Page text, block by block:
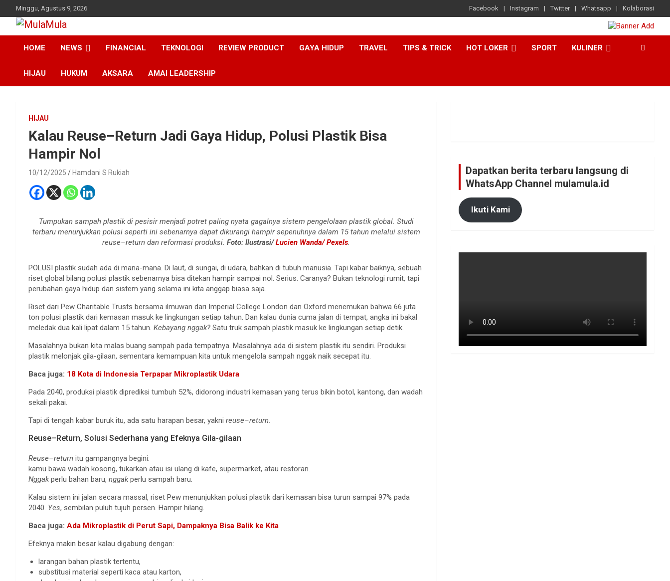
to
content
Minggu, Agustus 9, 2026 Facebook Instagram Twitter Whatsapp Kolaborasi
MulaMula
Medianya para Gen Z
HOME
NEWS FINANCIAL TEKNOLOGI REVIEW PRODUCT GAYA HIDUP TRAVEL TIPS & TRICK HOT LOKER SPORT KULINER
HIJAU HUKUM AKSARA AMAI LEADERSHIP
HIJAU
Kalau Reuse–Return Jadi Gaya Hidup, Polusi Plastik Bisa
Hampir Nol
10/12/2025 Hamdani S Rukiah
Tumpukan sampah plastik di pesisir menjadi potret paling nyata gagalnya sistem pengelolaan plastik global. Studi
terbaru menunjukkan polusi seperti ini sebenarnya dapat dikurangi hampir sepenuhnya dalam 15 tahun melalui sistem
reuse–return dan reformasi produksi.Foto: Ilustrasi/Lucien Wanda/ Pexels.
POLUSI plastik sudah ada di mana-mana. Di laut, di sungai, di udara, bahkan di tubuh manusia. Tapi kabar baiknya, sebuah
riset global bilang polusi plastik sebenarnya bisa ditekan hampir sampai nol. Serius. Caranya? Bukan teknologi rumit, tapi
perubahan gaya hidup dan sistem yang selama ini kita anggap biasa saja.
Riset dari Pew Charitable Trusts bersama ilmuwan dari Imperial College London dan Oxford menemukan bahwa 66 juta
ton polusi plastik dari kemasan masuk ke lingkungan setiap tahun. Dan kalau dunia cuma jalan di tempat, angka ini bakal
meledak dua kali lipat dalam 15 tahun. Kebayang nggak? Satu truk sampah plastik masuk ke lingkungan setiap detik.
Masalahnya bukan kita malas buang sampah pada tempatnya. Masalahnya ada di sistem plastik itu sendiri. Produksi
plastik melonjak gila-gilaan, sementara kemampuan kita untuk mengelola sampah nggak naik secepat itu.
Baca juga: 18 Kota di Indonesia Terpapar Mikroplastik Udara
Pada 2040, produksi plastik diprediksi tumbuh 52%, didorong industri kemasan yang terus bikin botol, kantong, dan wadah
sekali pakai.
Tapi di tengah kabar buruk itu, ada satu harapan besar, yakni reuse–return.
Reuse–Return, Solusi Sederhana yang Efeknya Gila-gilaan
Reuse–return itu gampangnya begini:
kamu bawa wadah kosong, tukarkan atau isi ulang di kafe, supermarket, atau restoran.
Nggakperlu bahan baru, nggakperlu sampah baru.
Kalau sistem ini jalan secara massal, riset Pew menunjukkan polusi plastik dari kemasan bisa turun sampai 97% pada
2040. Yes, sembilan puluh tujuh persen. Hampir hilang.
Baca juga: Ada Mikroplastik di Perut Sapi, Dampaknya Bisa Balik ke Kita
Efeknya makin besar kalau digabung dengan:
larangan bahan plastik tertentu,
substitusi material seperti kaca atau karton,
Dapatkan berita terbaru langsung di
WhatsApp Channel mulamula.id
Ikuti Kami